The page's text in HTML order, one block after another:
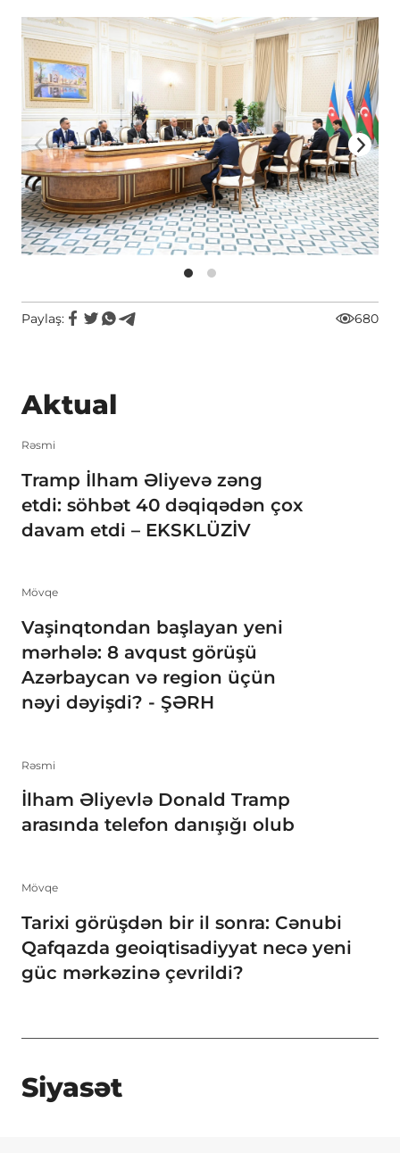
Paylaş: 680
Aktual
Rəsmi
Tramp İlham Əliyevə zəng
etdi: söhbət 40 dəqiqədən çox
davam etdi – EKSKLÜZİV
Mövqe
Vaşinqtondan başlayan yeni
mərhələ: 8 avqust görüşü
Azərbaycan və region üçün
nəyi dəyişdi? - ŞƏRH
Rəsmi
İlham Əliyevlə Donald Tramp
arasında telefon danışığı olub
Mövqe
Tarixi görüşdən bir il sonra: Cənubi
Qafqazda geoiqtisadiyyat necə yeni
güc mərkəzinə çevrildi?
Siyasət